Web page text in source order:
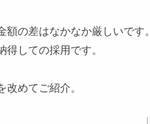
の差はなかなか厳しいです。
しての採用です。
めてご紹介。